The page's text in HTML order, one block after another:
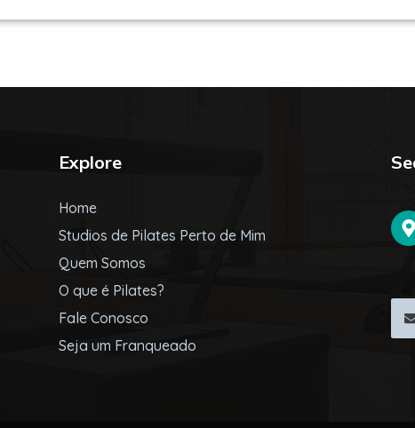
Explore
Home
Studios de Pilates Perto de Mim
Quem Somos
O que é Pilates?
Fale Conosco
Seja um Franqueado